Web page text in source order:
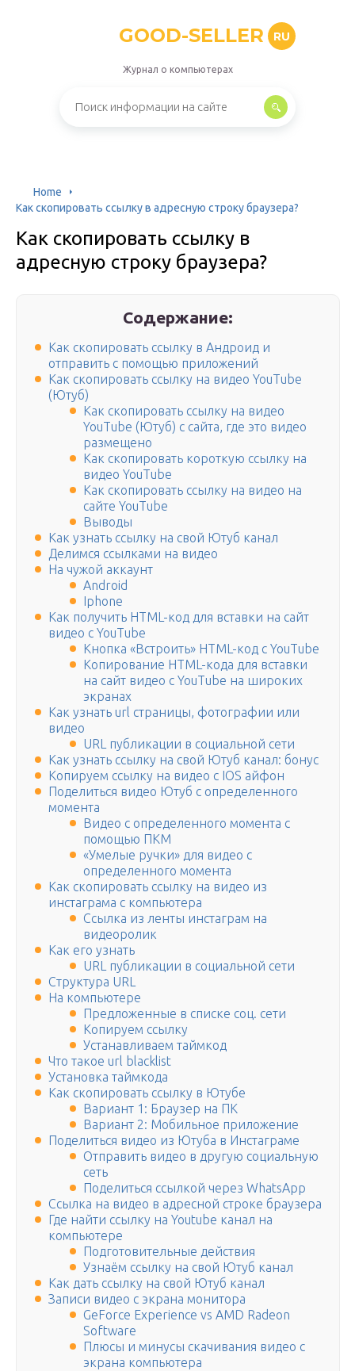
GOOD-SELLER RU
Журнал о компьютерах
Home
Как скопировать ссылку в адресную строку браузера?
Как скопировать ссылку в
адресную строку браузера?
Содержание:
Как скопировать ссылку в Андроид и
отправить с помощью приложений
Как скопировать ссылку на видео YouTube
(Ютуб)
Как скопировать ссылку на видео
YouTube (Ютуб) с сайта, где это видео
размещено
Как скопировать короткую ссылку на
видео YouTube
Как скопировать ссылку на видео на
сайте YouTube
Выводы
Как узнать ссылку на свой Ютуб канал
Делимся ссылками на видео
На чужой аккаунт
Android
Iphone
Как получить HTML-код для вставки на сайт
видео с YouTube
Кнопка «Встроить» HTML-код с YouTube
Копирование HTML-кода для вставки
на сайт видео с YouTube на широких
экранах
Как узнать url страницы, фотографии или
видео
URL публикации в социальной сети
Как узнать ссылку на свой Ютуб канал: бонус
Копируем ссылку на видео с IOS айфон
Поделиться видео Ютуб с определенного
момента
Видео с определенного момента с
помощью ПКМ
«Умелые ручки» для видео с
определенного момента
Как скопировать ссылку на видео из
инстаграма с компьютера
Ссылка из ленты инстаграм на
видеоролик
Как его узнать
URL публикации в социальной сети
Структура URL
На компьютере
Предложенные в списке соц. сети
Копируем ссылку
Устанавливаем таймкод
Что такое url blacklist
Установка таймкода
Как скопировать ссылку в Ютубе
Вариант 1: Браузер на ПК
Вариант 2: Мобильное приложение
Поделиться видео из Ютуба в Инстаграме
Отправить видео в другую социальную
сеть
Поделиться ссылкой через WhatsApp
Ссылка на видео в адресной строке браузера
Где найти ссылку на Youtube канал на
компьютере
Подготовительные действия
Узнаём ссылку на свой Ютуб канал
Как дать ссылку на свой Ютуб канал
Записи видео с экрана монитора
GeForce Experience vs AMD Radeon
Software
Плюсы и минусы скачивания видео с
экрана компьютера